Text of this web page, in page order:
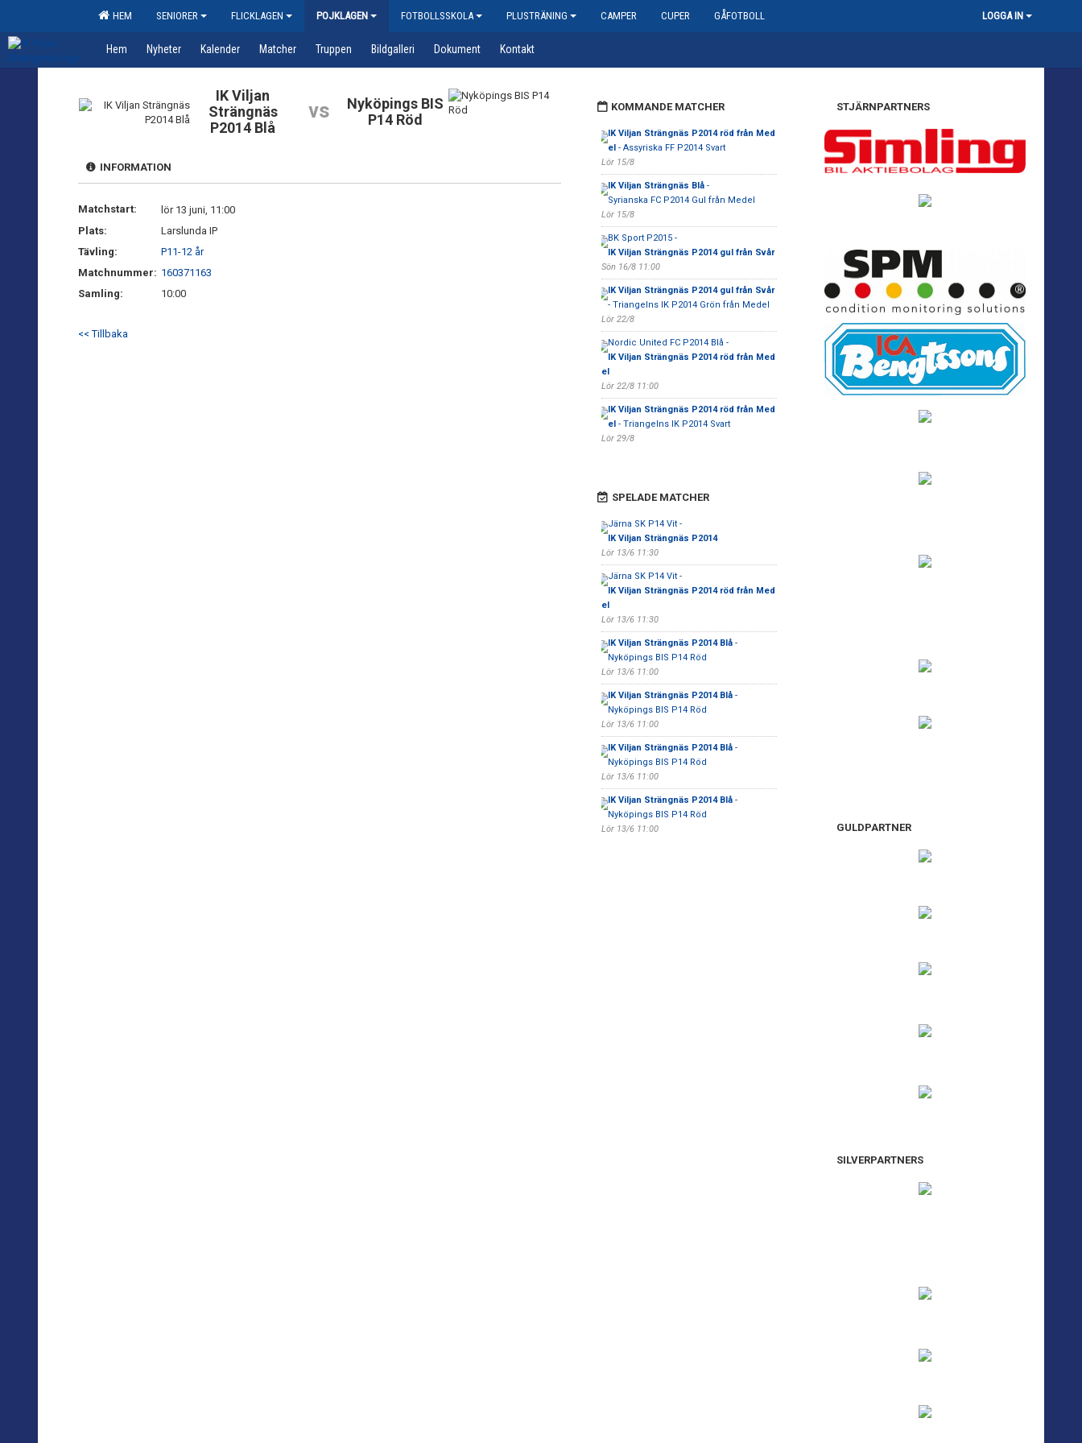
HEM SENIORER FLICKLAGEN POJKLAGEN FOTBOLLSSKOLA PLUSTRÄNING CAMPER CUPER GÅFOTBOLL LOGGA IN
Hem Nyheter Kalender Matcher Truppen Bildgalleri Dokument Kontakt
IK Viljan
Strängnäs
P2014 Blå
vs
Nyköpings BIS
P14 Röd
INFORMATION
Matchstart:
lör 13 juni, 11:00
Plats:
Larslunda IP
Tävling:
P11-12 år
Matchnummer: 160371163
Samling:
10:00
<< Tillbaka
KOMMANDE MATCHER
IK Viljan Strängnäs P2014 röd från Med
el- Assyriska FF P2014 Svart
Lör 15/8
IK Viljan Strängnäs Blå-
Syrianska FC P2014 Gul från Medel
Lör 15/8
BK Sport P2015 -
IK Viljan Strängnäs P2014 gul från Svår
Sön 16/8 11:00
IK Viljan Strängnäs P2014 gul från Svår
- Triangelns IK P2014 Grön från Medel
Lör 22/8
Nordic United FC P2014 Blå -
IK Viljan Strängnäs P2014 röd från Med
el
Lör 22/8 11:00
IK Viljan Strängnäs P2014 röd från Med
el- Triangelns IK P2014 Svart
Lör 29/8
SPELADE MATCHER
Järna SK P14 Vit -
IK Viljan Strängnäs P2014
Lör 13/6 11:30
Järna SK P14 Vit -
IK Viljan Strängnäs P2014 röd från Med
el
Lör 13/6 11:30
IK Viljan Strängnäs P2014 Blå-
Nyköpings BIS P14 Röd
Lör 13/6 11:00
IK Viljan Strängnäs P2014 Blå-
Nyköpings BIS P14 Röd
Lör 13/6 11:00
IK Viljan Strängnäs P2014 Blå-
Nyköpings BIS P14 Röd
Lör 13/6 11:00
IK Viljan Strängnäs P2014 Blå-
Nyköpings BIS P14 Röd
Lör 13/6 11:00
STJÄRNPARTNERS
GULDPARTNER
SILVERPARTNERS